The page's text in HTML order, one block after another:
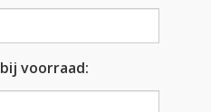
voorraad: